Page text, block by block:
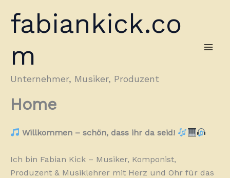
Inhalt
springen
fabiankick.co
m
Unternehmer, Musiker, Produzent
Home
Willkommen – schön, dass ihr da seid!
Ich bin Fabian Kick – Musiker, Komponist,
Produzent & Musiklehrer mit Herz und Ohr für das